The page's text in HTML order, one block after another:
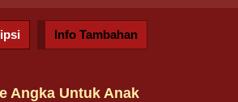
Info Tambahan
Angka Untuk Anak